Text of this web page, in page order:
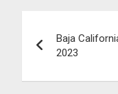
de
entradas
Baja
2023